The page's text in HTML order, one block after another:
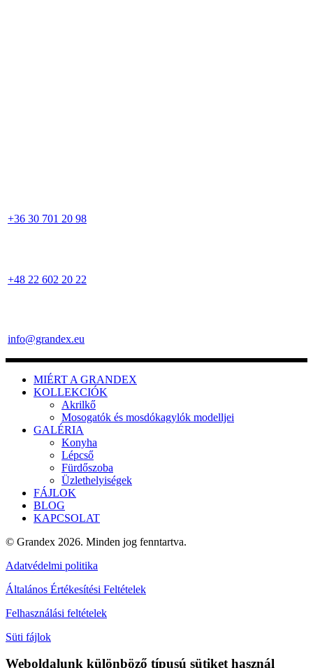
+36 30 701 20 98
+48 22 602 20 22
info@grandex.eu
MIÉRT A GRANDEX
KOLLEKCIÓK
Akrilkő
Mosogatók és mosdókagylók modelljei
GALÉRIA
Konyha
Lépcső
Fürdőszoba
Üzlethelyiségek
FÁJLOK
BLOG
KAPCSOLAT
© Grandex 2026. Minden jog fenntartva.
Adatvédelmi politika
Általános Értékesítési Feltételek
Felhasználási feltételek
Süti fájlok
Weboldalunk különböző típusú sütiket használ